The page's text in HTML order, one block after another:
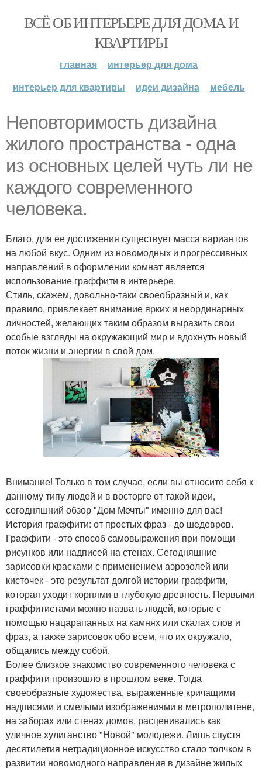
ВСЁ ОБ ИНТЕРЬЕРЕ ДЛЯ ДОМА И
КВАРТИРЫ
главная
интерьер для дома
интерьер для квартиры
идеи дизайна мебель
Неповторимость дизайна
жилого пространства - одна
из основных целей чуть ли не
каждого современного
человека.
Благо, для ее достижения существует масса вариантов
на любой вкус. Одним из новомодных и прогрессивных
направлений в оформлении комнат является
использование граффити в интерьере.
Стиль, скажем, довольно-таки своеобразный и, как
правило, привлекает внимание ярких и неординарных
личностей, желающих таким образом выразить свои
особые взгляды на окружающий мир и вдохнуть новый
поток жизни и энергии в свой дом.
Внимание! Только в том случае, если вы относите себя к
данному типу людей и в восторге от такой идеи,
сегодняшний обзор "Дом Мечты" именно для вас!
История граффити: от простых фраз - до шедевров.
Граффити - это способ самовыражения при помощи
рисунков или надписей на стенах. Сегодняшние
зарисовки красками с применением аэрозолей или
кисточек - это результат долгой истории граффити,
которая уходит корнями в глубокую древность. Первыми
граффитистами можно назвать людей, которые с
помощью нацарапанных на камнях или скалах слов и
фраз, а также зарисовок обо всем, что их окружало,
общались между собой.
Более близкое знакомство современного человека с
граффити произошло в прошлом веке. Тогда
своеобразные художества, выраженные кричащими
надписями и смелыми изображениями в метрополитене,
на заборах или стенах домов, расценивались как
уличное хулиганство "Новой" молодежи. Лишь спустя
десятилетия нетрадиционное искусство стало толчком в
развитии новомодного направления в дизайне жилых